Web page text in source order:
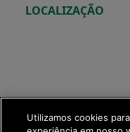
LOCALIZAÇÃO
Utilizamos cookies